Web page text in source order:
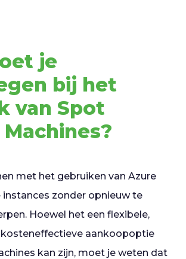
je
bij het
van Spot
met het gebruiken van Azure
zonder opnieuw te
Hoewel het een flexibele,
kosteneffectieve aankoopoptie
kan zijn, moet je weten dat